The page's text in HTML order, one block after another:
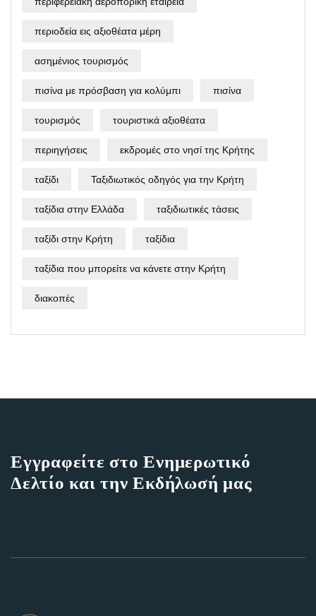
περιοδεία εις αξιοθέατα μέρη
ασημένιος τουρισμός
πισίνα με πρόσβαση για κολύμπι πισίνα
τουρισμός τουριστικά αξιοθέατα
περιηγήσεις εκδρομές στο νησί της Κρήτης
ταξίδι Ταξιδιωτικός οδηγός για την Κρήτη
ταξίδια στην Ελλάδα ταξιδιωτικές τάσεις
ταξίδι στην Κρήτη ταξίδια
ταξίδια που μπορείτε να κάνετε στην Κρήτη
διακοπές
Εγγραφείτε στο Ενημερωτικό
Δελτίο και την Εκδήλωσή μας